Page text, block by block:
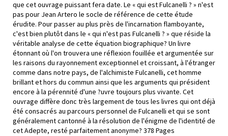
que cet ouvrage puissant fera date. Le « qui est Fulcanelli ? » n'est
pas pour Jean Artero le socle de référence de cette étude
érudite. Pour passer au plus près de l'incarnation flamboyante,
c'est bien plutôt dans le « qui n'est pas Fulcanelli ? » que réside la
véritable analyse de cette équation biographique? Un livre
étonnant où l'on trouvera une réflexion fouillée et argumentée sur
les raisons du rayonnement exceptionnel et croissant, à l'étranger
comme dans notre pays, de l'alchimiste Fulcanelli, cet homme
brillant et hors du commun ainsi que les arguments qui président
encore à la pérennité d'une ?uvre toujours plus vivante. Cet
ouvrage diffère donc très largement de tous les livres qui ont déjà
été consacrés au parcours personnel de Fulcanelli et qui se sont
généralement cantonné à la résolution de l'énigme de l'identité de
cet Adepte, resté parfaitement anonyme? 378 Pages